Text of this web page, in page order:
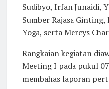
Sudibyo, Irfan Junaidi,
Sumber Rajasa
Yoga, serta Mercys
Rangkaian kegiatan
Meeting I pada pukul
membahas laporan